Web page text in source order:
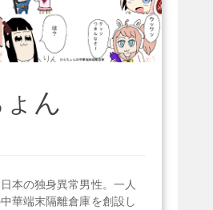
ん
本の独身異常男性。一人
華端末隔離倉庫を創設し